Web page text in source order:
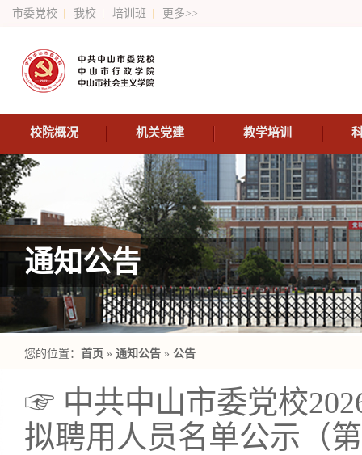
市委党校 我校 培训班 更多>>
校院概况 机关党建 教学培训
通知公告
您的位置： 首页 » 通知公告 » 公告
☞ 中共中山市委党校
拟聘用人员名单公示（